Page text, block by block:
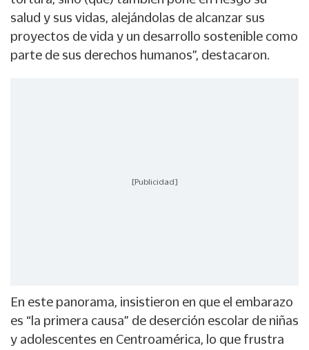
salud y sus vidas, alejándolas de alcanzar sus
proyectos de vida y un desarrollo sostenible como
parte de sus derechos humanos”, destacaron.
[Publicidad]
En este panorama, insistieron en que el embarazo
es “la primera causa” de deserción escolar de niñas
y adolescentes en Centroamérica, lo que frustra